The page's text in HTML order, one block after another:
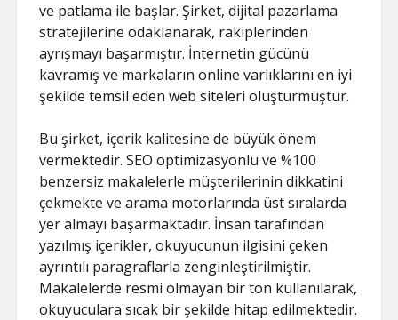
ve patlama ile başlar. Şirket, dijital pazarlama
stratejilerine odaklanarak, rakiplerinden
ayrışmayı başarmıştır. İnternetin gücünü
kavramış ve markaların online varlıklarını en iyi
şekilde temsil eden web siteleri oluşturmuştur.
Bu şirket, içerik kalitesine de büyük önem
vermektedir. SEO optimizasyonlu ve %100
benzersiz makalelerle müşterilerinin dikkatini
çekmekte ve arama motorlarında üst sıralarda
yer almayı başarmaktadır. İnsan tarafından
yazılmış içerikler, okuyucunun ilgisini çeken
ayrıntılı paragraflarla zenginleştirilmiştir.
Makalelerde resmi olmayan bir ton kullanılarak,
okuyuculara sıcak bir şekilde hitap edilmektedir.